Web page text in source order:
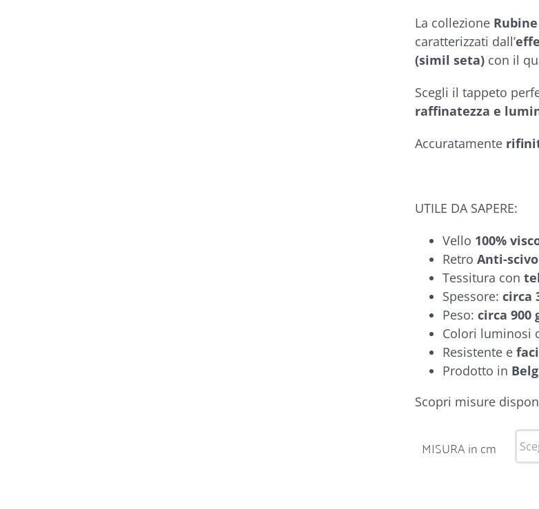
recensioni
La collezione Rubine
caratterizzati dall’
(simil seta) con il
Scegli il tappeto
raffinatezza e
Accuratamente
UTILE DA SAPERE:
Vello 100%
Retro Anti-
Tessitura con
Spessore: circa
Peso: circa 900
Colori luminosi
Resistente e
Prodotto in
Scopri misure
MISURA in cm